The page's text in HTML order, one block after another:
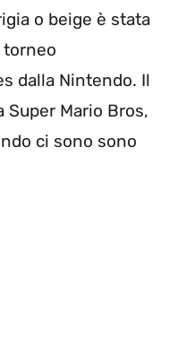
o beige è stata
torneo
dalla Nintendo. Il
Mario Bros,
ci sono sono